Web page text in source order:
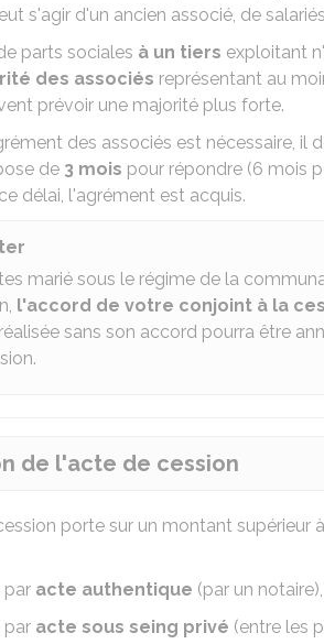
s'agir d'un ancien associé, de
parts sociales à un tiers exploitant
des associés représentant au
prévoir une majorité plus forte.
des associés est nécessaire, il
de 3 mois pour répondre (6 mois
délai, l'agrément est acquis.
marié sous le régime de la
l'accord de votre conjoint à la
sans son accord pourra être
de l'acte de cession
porte sur un montant supérieur à
par acte authentique (par un notaire),
par acte sous seing privé (entre les